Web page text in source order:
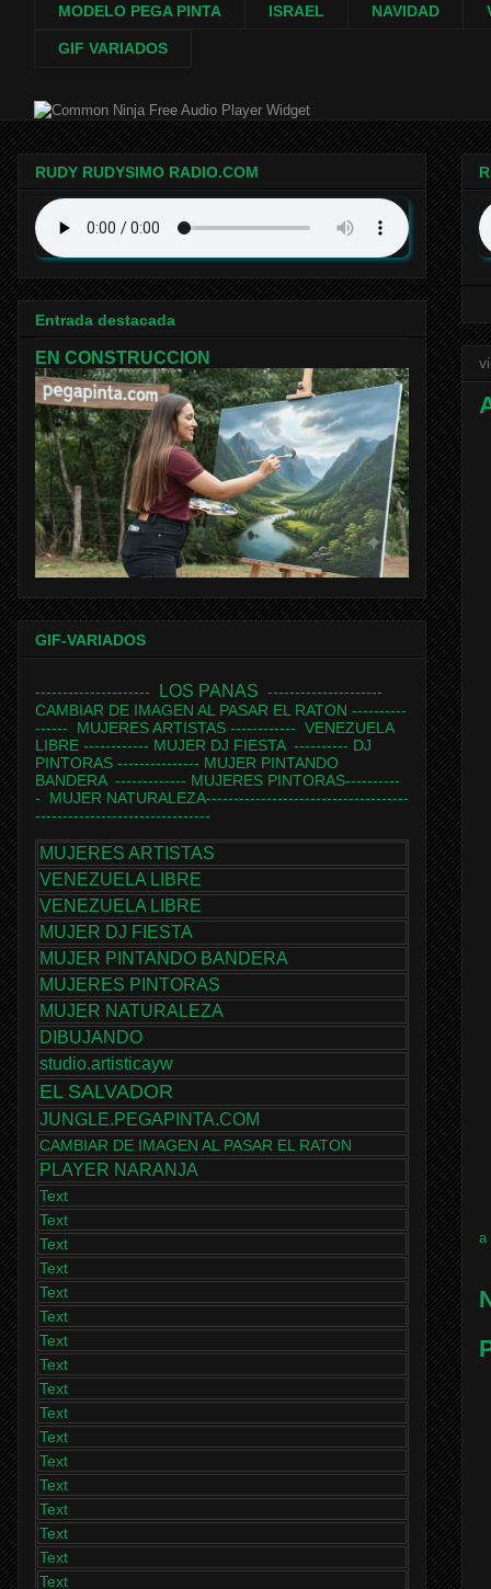
MODELO PEGA PINTA ISRAEL NAVIDAD
GIF VARIADOS
Free Audio Player Widget
a
RUDY RUDYSIMO RADIO.COM
Entrada destacada
EN CONSTRUCCION
GIF-VARIADOS
--------------------- LOS PANAS ---------------------
CAMBIAR DE IMAGEN AL PASAR EL RATON ----------
------ MUJERES ARTISTAS ------------ VENEZUELA
LIBRE ------------ MUJER DJ FIESTA---------- DJ
PINTORAS --------------- MUJER PINTANDO
BANDERA------------- MUJERES PINTORAS----------
- MUJER NATURALEZA-------------------------------------
--------------------------------
MUJERES ARTISTAS
VENEZUELA LIBRE
VENEZUELA LIBRE
MUJER DJ FIESTA
MUJER PINTANDO BANDERA
MUJERES PINTORAS
MUJER NATURALEZA
DIBUJANDO
studio.artisticayw
EL SALVADOR
JUNGLE.PEGAPINTA.COM
CAMBIAR DE IMAGEN AL PASAR EL RATON
PLAYER NARANJA
Text
Text
Text
Text
Text
Text
Text
Text
Text
Text
Text
Text
Text
Text
Text
Text
Text